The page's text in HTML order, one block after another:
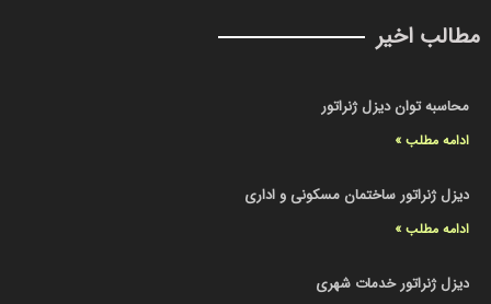
مطالب اخیر
محاسبه توان دیزل ژنراتور
ادامه مطلب »
دیزل ژنراتور ساختمان مسکونی و اداری
ادامه مطلب »
دیزل ژنراتور خدمات شهری